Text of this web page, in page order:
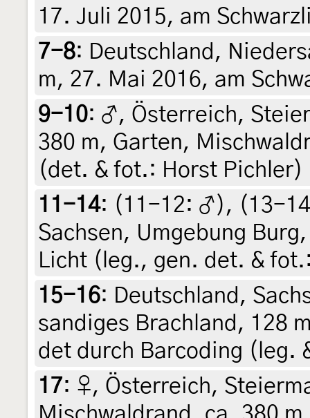
17. Juli 2015, am
7-8: Deutschland,
m, 27. Mai 2016, am
9-10: ♂, Österreich,
380 m, Garten,
(det. & fot.: Horst Pichler)
11-14: (11-12: ♂), (13-
Sachsen, Umgebung
Licht (leg., gen. det. &
15-16: Deutschland,
sandiges Brachland, 128
det durch Barcoding (leg.
17: ♀, Österreich,